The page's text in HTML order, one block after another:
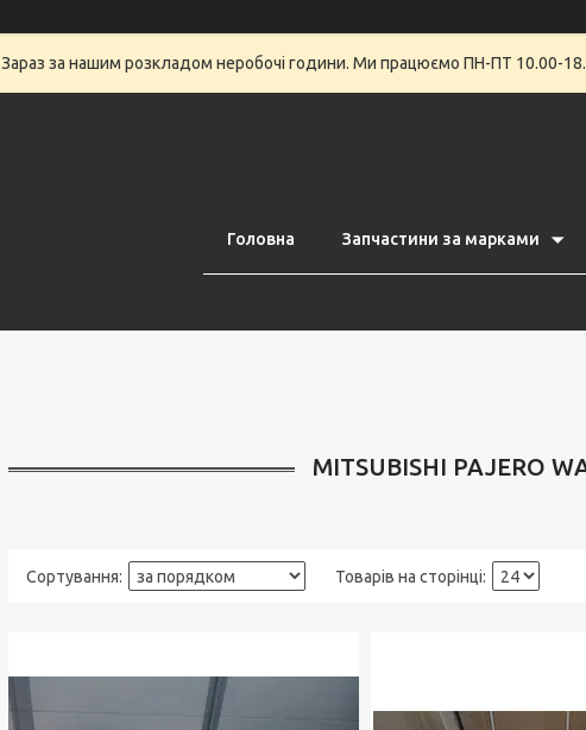
Зараз за нашим розкладом неробочі години. Ми працюємо ПН-ПТ 10.00-
Головна Запчастини за марками
MITSUBISHI PAJERO